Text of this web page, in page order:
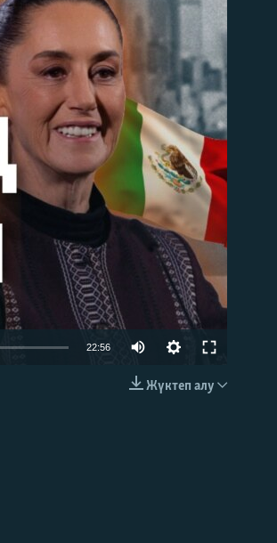
EMBED
22:56
Жүктеп алу